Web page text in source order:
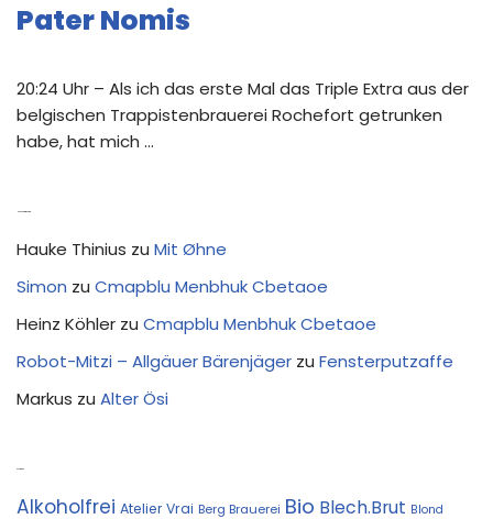
Pater Nomis
20:24 Uhr – Als ich das erste Mal das Triple Extra aus der
belgischen Trappistenbrauerei Rochefort getrunken
habe, hat mich …
Hauke Thinius zu Mit Øhne
Simon zu Cmapblu Menbhuk Cbetaoe
Heinz Köhler zu Cmapblu Menbhuk Cbetaoe
Robot-Mitzi – Allgäuer Bärenjäger zu Fensterputzaffe
Markus zu Alter Ösi
Alkoholfrei Atelier Vrai Berg Brauerei Bio Blech.Brut Blond